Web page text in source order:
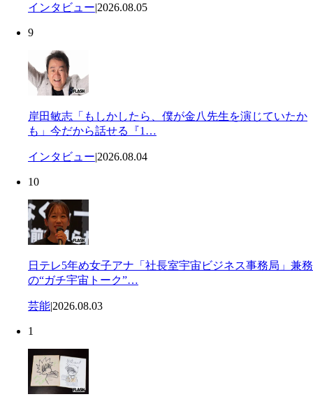
インタビュー|2026.08.05
9
岸田敏志「もしかしたら、僕が金八先生を演じていたか
も」今だから話せる『1…
インタビュー|2026.08.04
10
日テレ5年め女子アナ「社長室宇宙ビジネス事務局」兼務
の“ガチ宇宙トーク”…
芸能|2026.08.03
1